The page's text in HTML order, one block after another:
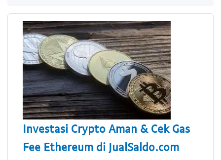
Investasi Crypto Aman & Cek Gas
Fee Ethereum di JualSaldo.com